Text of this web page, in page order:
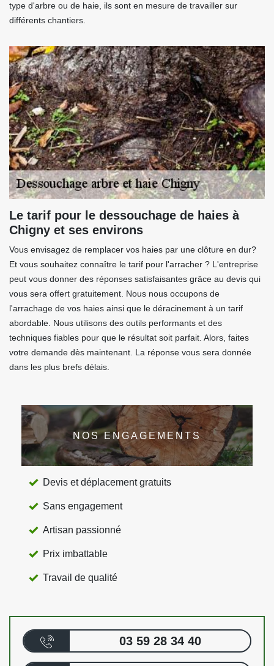
type d'arbre ou de haie, ils sont en mesure de travailler sur
différents chantiers.
Le tarif pour le dessouchage de haies à
Chigny et ses environs
Vous envisagez de remplacer vos haies par une clôture en dur?
Et vous souhaitez connaître le tarif pour l'arracher ? L'entreprise
peut vous donner des réponses satisfaisantes grâce au devis qui
vous sera offert gratuitement. Nous nous occupons de
l'arrachage de vos haies ainsi que le déracinement à un tarif
abordable. Nous utilisons des outils performants et des
techniques fiables pour que le résultat soit parfait. Alors, faites
votre demande dès maintenant. La réponse vous sera donnée
dans les plus brefs délais.
NOS ENGAGEMENTS
Devis et déplacement gratuits
Sans engagement
Artisan passionné
Prix imbattable
Travail de qualité
03 59 28 34 40